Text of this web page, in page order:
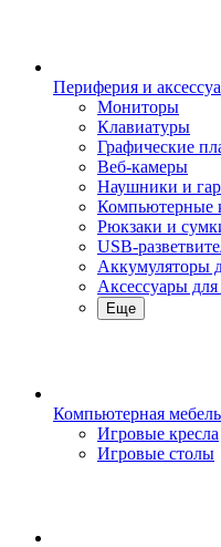
Периферия и
Мониторы
Клавиатуры
Графические
Веб-камеры
Наушники и
Компьютерные
Рюкзаки и
USB-
Аккумуляторы
Аксессуары
Еще
Компьютерная мебель
Игровые кресла
Игровые столы